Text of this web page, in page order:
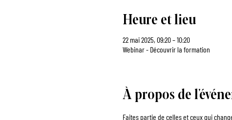
Heure et lieu
22 mai 2025, 09:20 – 10:20
Webinar - Découvrir la formation
À propos de
Faites partie de celles et ceux qui